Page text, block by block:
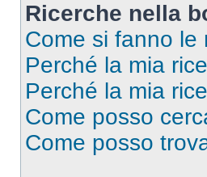
Ricerche nella
Come si fanno le
Perché la mia
Perché la mia
Come posso
Come posso